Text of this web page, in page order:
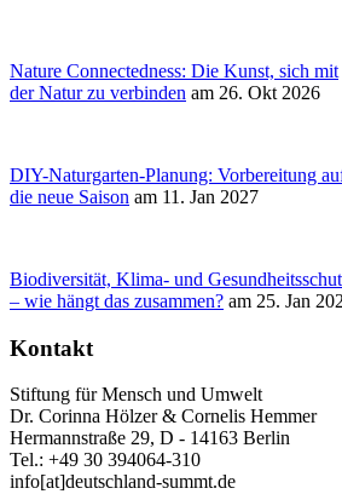
Nature Connectedness: Die Kunst, sich mit
der Natur zu verbinden am 26. Okt 2026
DIY-Naturgarten-Planung: Vorbereitung
die neue Saison am 11. Jan 2027
Biodiversität, Klima- und
– wie hängt das zusammen? am 25. Jan
Kontakt
Stiftung für Mensch und Umwelt
Dr. Corinna Hölzer & Cornelis Hemmer
Hermannstraße 29, D - 14163 Berlin
Tel.: +49 30 394064-310
info[at]deutschland-summt.de